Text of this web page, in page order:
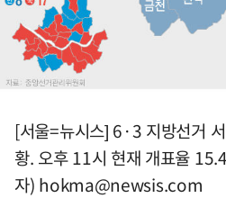
[서울=뉴시스] 6·3 지방선거
황. 오후 11시 현재 개표율
자) hokma@newsis.com